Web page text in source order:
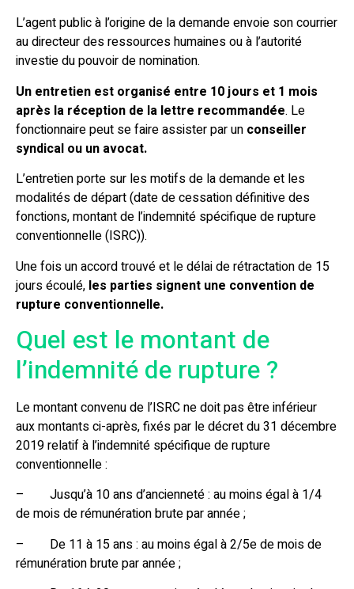
L’agent public à l’origine de la demande envoie son courrier
au directeur des ressources humaines ou à l’autorité
investie du pouvoir de nomination.
Un entretien est organisé entre 10 jours et 1 mois
après la réception de la lettre recommandée. Le
fonctionnaire peut se faire assister par un conseiller
syndical ou un avocat.
L’entretien porte sur les motifs de la demande et les
modalités de départ (date de cessation définitive des
fonctions, montant de l’indemnité spécifique de rupture
conventionnelle (ISRC)).
Une fois un accord trouvé et le délai de rétractation de 15
jours écoulé, les parties signent une convention de
rupture conventionnelle.
Quel est le montant de
l’indemnité de rupture ?
Le montant convenu de l’ISRC ne doit pas être inférieur
aux montants ci-après, fixés par le décret du 31 décembre
2019 relatif à l’indemnité spécifique de rupture
conventionnelle :
– Jusqu’à 10 ans d’ancienneté : au moins égal à 1/4
de mois de rémunération brute par année ;
– De 11 à 15 ans : au moins égal à 2/5e de mois de
rémunération brute par année ;